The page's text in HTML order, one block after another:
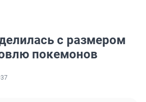
с размером
покемонов